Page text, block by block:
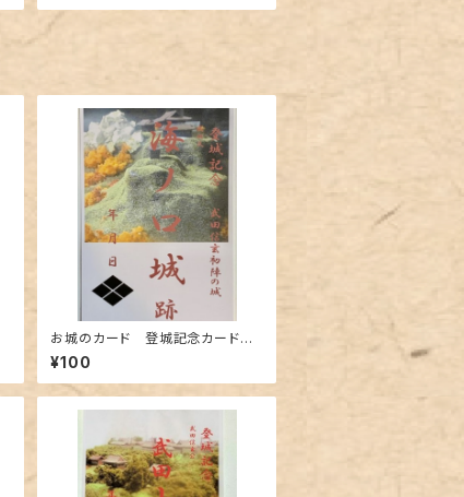
お城のカード 登城記念カード
武田信玄初陣の城 海ノ口城跡A
¥100